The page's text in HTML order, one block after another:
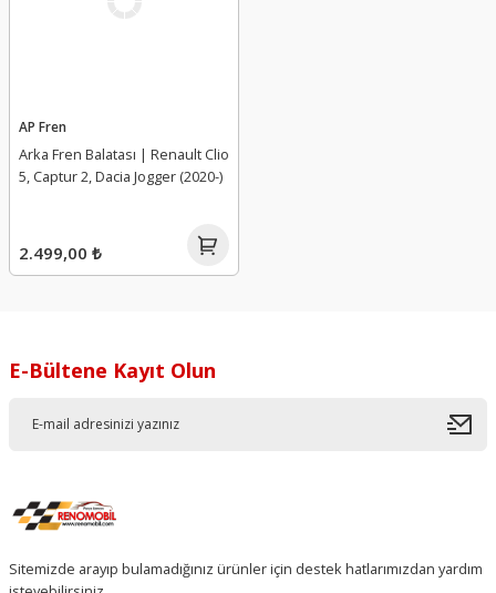
AP Fren
Arka Fren Balatası | Renault Clio
5, Captur 2, Dacia Jogger (2020-)
2.499,00 ₺
E-Bültene Kayıt Olun
Sitemizde arayıp bulamadığınız ürünler için destek hatlarımızdan yardım